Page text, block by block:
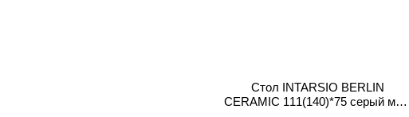
Стол INTARSIO BERLIN
CERAMIC 111(140)*75 серый мат/